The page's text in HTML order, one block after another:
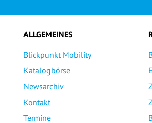
ALLGEMEINES
Blickpunkt Mobility
Katalogbörse
Newsarchiv
Kontakt
Termine